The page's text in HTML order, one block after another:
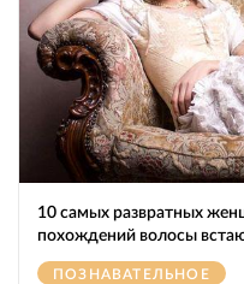
10 самых развратных
похождений волосы
ПОЗНАВАТЕЛЬНОЕ